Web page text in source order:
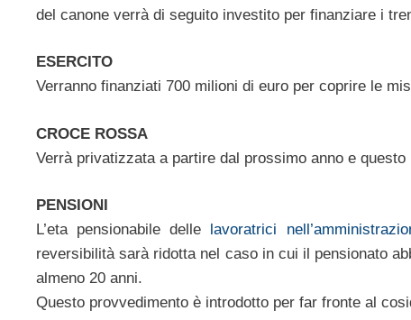
del canone verrà di seguito investito per finanziare i
ESERCITO
Verranno finanziati 700 milioni di euro per coprire le
CROCE ROSSA
Verrà privatizzata a partire dal prossimo anno e
PENSIONI
L’eta pensionabile delle lavoratrici
reversibilità sarà ridotta nel caso in cui il pensionato
almeno 20 anni.
Questo provvedimento è introdotto per far fronte al